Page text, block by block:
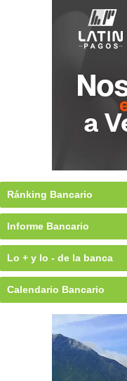
Ránking Bancario
Informe Bancario
Lo + y lo - de la banca
Calendario Bancario